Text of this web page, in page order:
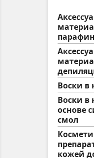
Воски в
Воски в
основе
смол
кожей